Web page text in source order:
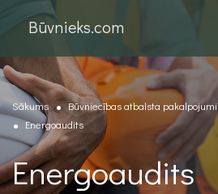
Būvnieks.com
Sākums
Būvniecības atbalsta pakalpojumi
Energoaudits
Energoaudits